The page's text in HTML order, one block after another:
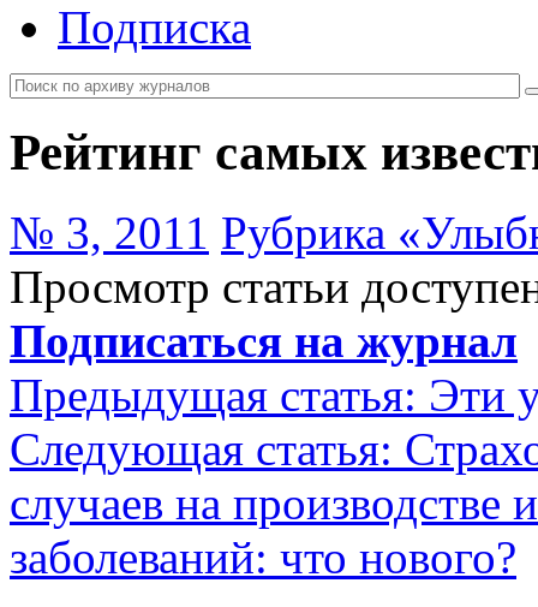
Подписка
Рейтинг самых
№ 3, 2011 Рубрика
Просмотр статьи
Подписаться на журнал
Предыдущая статья: Эти
Следующая статья:
случаев на
заболеваний: что нового?